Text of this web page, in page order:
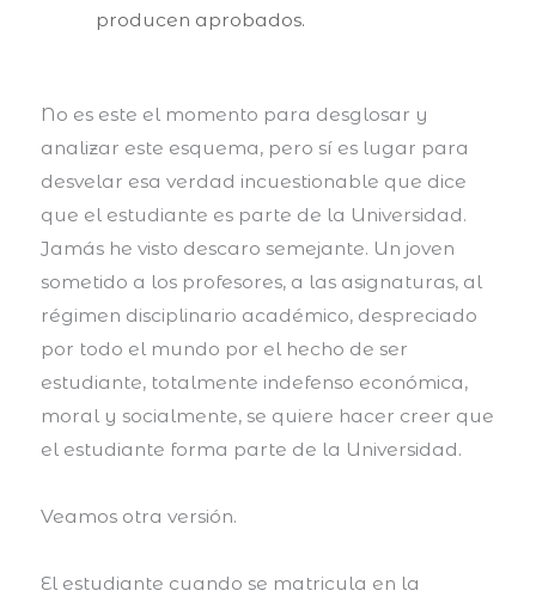
producen aprobados.
No es este el momento para desglosar y
analizar este esquema, pero sí es lugar para
desvelar esa verdad incuestionable que dice
que el estudiante es parte de la Universidad.
Jamás he visto descaro semejante. Un joven
sometido a los profesores, a las asignaturas, al
régimen disciplinario académico, despreciado
por todo el mundo por el hecho de ser
estudiante, totalmente indefenso económica,
moral y socialmente, se quiere hacer creer que
el estudiante forma parte de la Universidad.
Veamos otra versión.
El estudiante cuando se matricula en la